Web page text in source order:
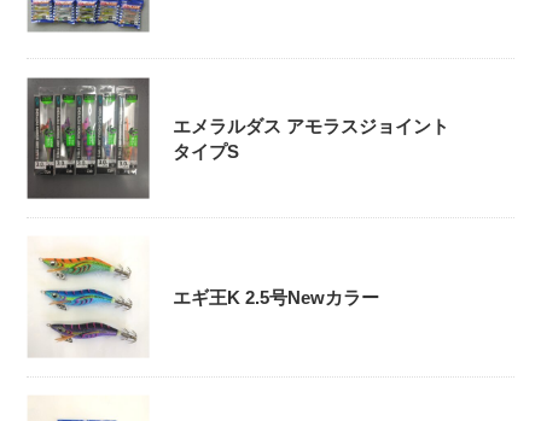
エメラルダス アモラスジョイント
タイプS
エギ王K 2.5号Newカラー